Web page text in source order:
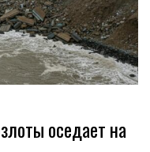
оседает на